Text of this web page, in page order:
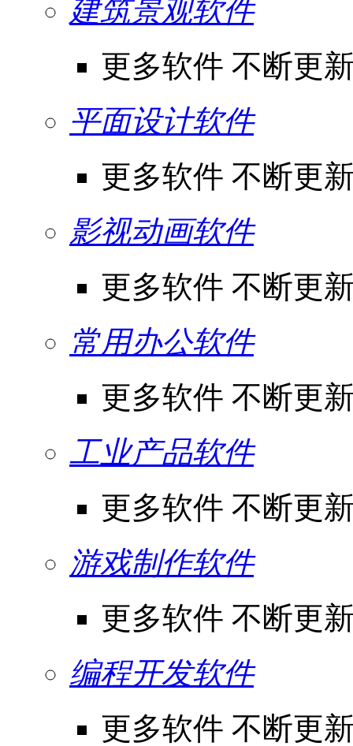
建筑景观软件
更多软件 不断更
平面设计软件
更多软件 不断更
影视动画软件
更多软件 不断更
常用办公软件
更多软件 不断更
工业产品软件
更多软件 不断更
游戏制作软件
更多软件 不断更
编程开发软件
更多软件 不断更